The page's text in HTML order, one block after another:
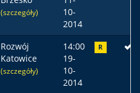
(szczegóły)
10-
2014
Rozwój
Katowice
(szczegóły)
14:00
19-
10-
2014
R